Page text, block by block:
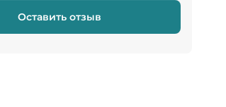
Оставить отзыв